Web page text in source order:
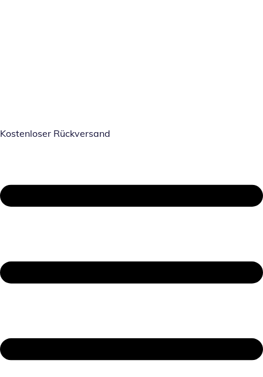
Kostenloser Rückversand